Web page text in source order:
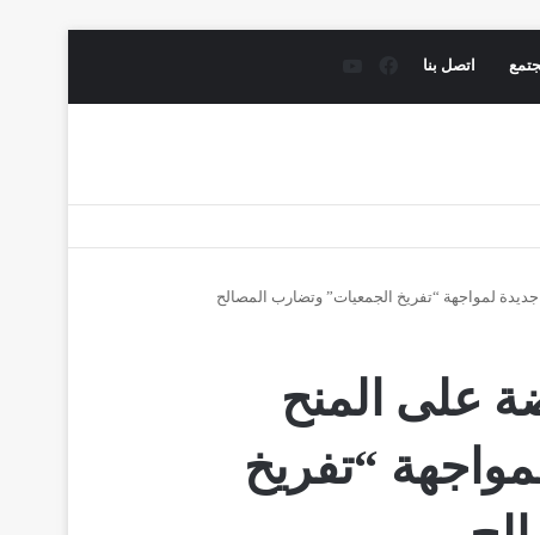
اتصل بنا
لمواجهة “تفريخ الجمعيات” وتضارب المصالح
على المنح
“تفريخ